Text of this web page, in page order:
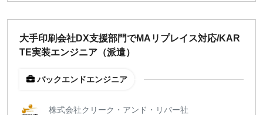
大手印刷会社DX支援部門でMAリプレイス対応/KAR
TE実装エンジニア（派遣）
バックエンドエンジニア
株式会社クリーク・アンド・リバー社